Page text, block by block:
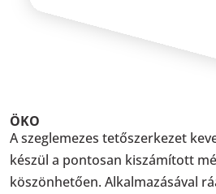
ÖKO
A szeglemezes tetőszerkezet
készül a pontosan kiszámított
köszönhetően. Alkalmazásával